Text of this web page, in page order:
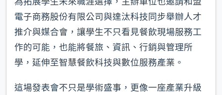
電子商務股份有限公司與達汰科技同步舉辦人才
推介與媒合會，讓學生不只看見餐飲現場服務工
作的可能，也能將餐旅、資訊、行銷與管理所
學，延伸至智慧餐飲科技與數位服務產業。
這場發表會不只是學術盛事，更像一座產業升級